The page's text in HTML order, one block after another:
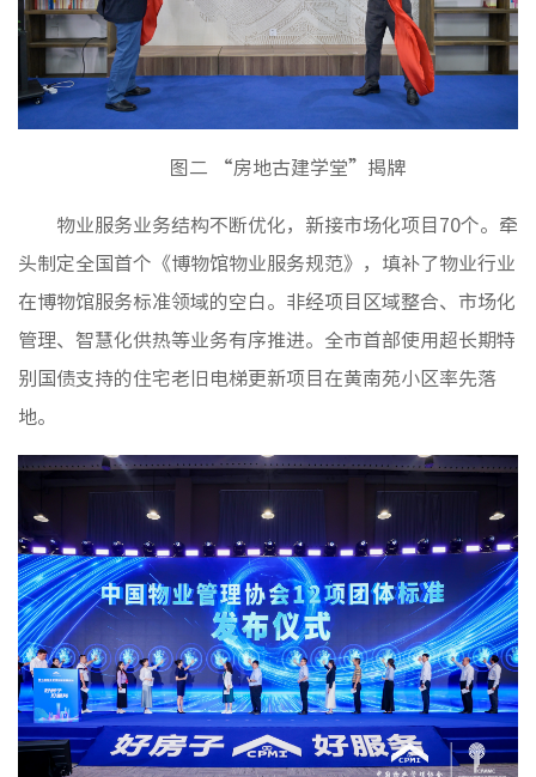
图二 “房地古建学堂”揭牌
物业服务业务结构不断优化，新接市场化项目70个。牵
头制定全国首个《博物馆物业服务规范》，填补了物业行业
在博物馆服务标准领域的空白。非经项目区域整合、市场化
管理、智慧化供热等业务有序推进。全市首部使用超长期特
别国债支持的住宅老旧电梯更新项目在黄南苑小区率先落
地。